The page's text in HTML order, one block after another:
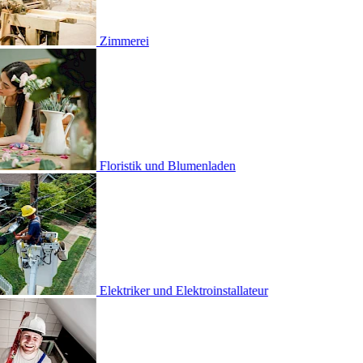
und Blumenladen
und Elektro­installateur